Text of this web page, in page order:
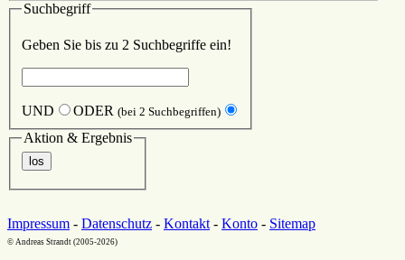
Suchbegriff
Geben Sie bis zu 2 Suchbegriffe ein!
UND ODER (bei 2 Suchbegriffen)
Aktion & Ergebnis
Impressum - Datenschutz - Kontakt - Konto - Sitemap
© Andreas Strandt (2005-2026)